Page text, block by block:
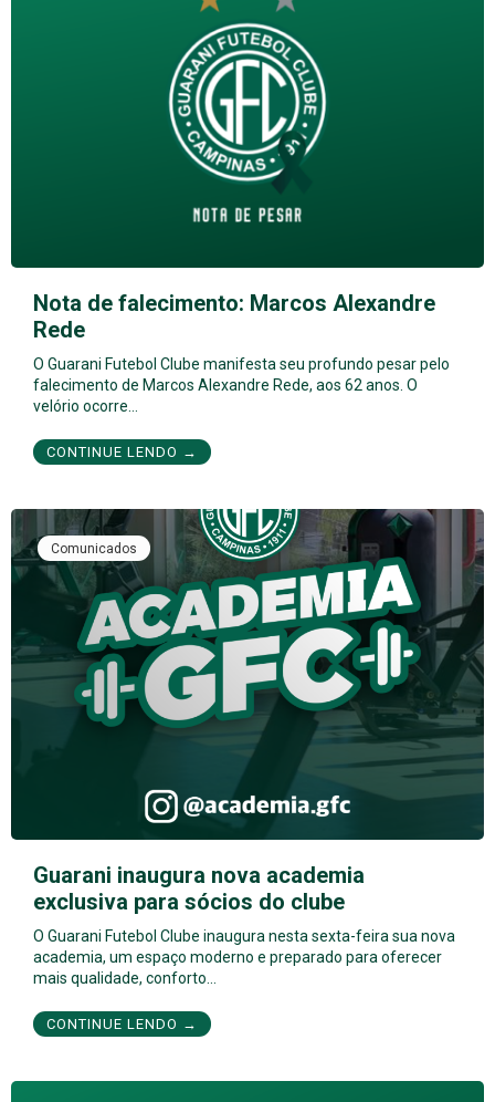
Nota de falecimento: Marcos Alexandre
Rede
O Guarani Futebol Clube manifesta seu profundo pesar pelo
falecimento de Marcos Alexandre Rede, aos 62 anos. O
velório ocorre…
CONTINUE LENDO →
Comunicados
Guarani inaugura nova academia
exclusiva para sócios do clube
O Guarani Futebol Clube inaugura nesta sexta-feira sua nova
academia, um espaço moderno e preparado para oferecer
mais qualidade, conforto…
CONTINUE LENDO →